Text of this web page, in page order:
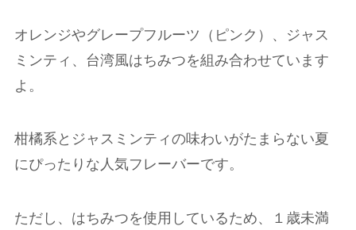
オレンジやグレープフルーツ（ピンク）、ジャス
ミンティ、台湾風はちみつを組み合わせています
よ。
柑橘系とジャスミンティの味わいがたまらない夏
にぴったりな人気フレーバーです。
ただし、はちみつを使用しているため、１歳未満